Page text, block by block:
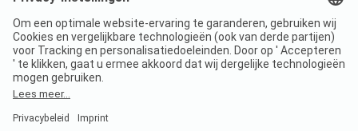
Imprint
Jouw privacy
Voorwaarden
Wet digitale diensten